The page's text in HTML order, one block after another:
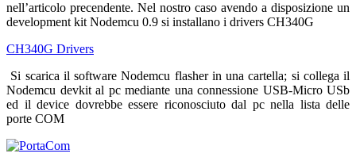
nell’articolo precendente. Nel nostro caso avendo a disposizione un
development kit Nodemcu 0.9 si installano i drivers CH340G
CH340G Drivers
Si scarica il software Nodemcu flasher in una cartella; si collega il
Nodemcu devkit al pc mediante una connessione USB-Micro USb
ed il device dovrebbe essere riconosciuto dal pc nella lista delle
porte COM